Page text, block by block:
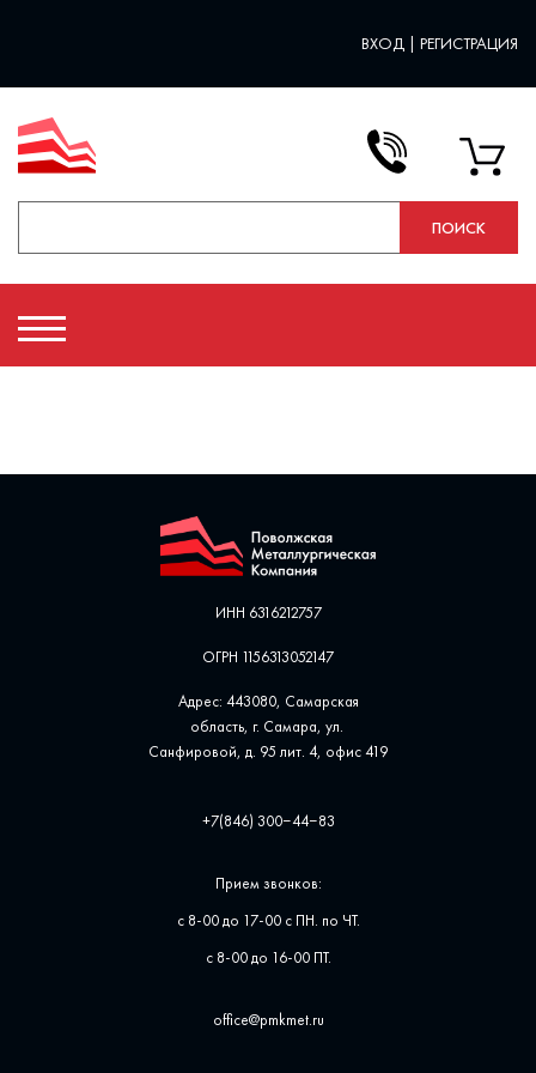
ВХОД | РЕГИСТРАЦИЯ
ИНН 6316212757
ОГРН 1156313052147
Адрес: 443080, Самарская
область, г. Самара, ул. ​
Санфировой, д. 95 лит. 4, офис ​419
+7(846) 300‒44‒83
Прием звонков:
с 8-00 до 17-00 с ПН. по ЧТ.
с 8-00 до 16-00 ПТ.
office@pmkmet.ru